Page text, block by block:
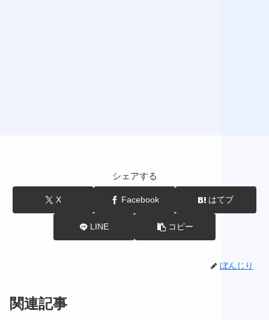
シェアする
X Facebook はてブ
LINE コピー
ぼんじり
関連記事